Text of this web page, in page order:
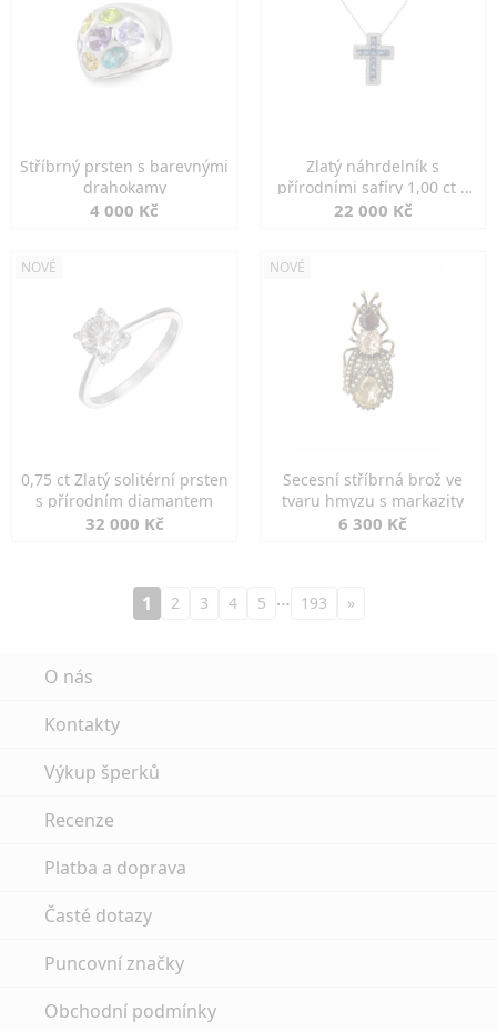
Stříbrný prsten s barevnými
drahokamy
4 000 Kč
Zlatý náhrdelník s
přírodními safíry 1,00 ct a
diamanty
22 000 Kč
NOVÉ
0,75 ct Zlatý solitérní prsten
s přírodním diamantem
32 000 Kč
NOVÉ
Secesní stříbrná brož ve
tvaru hmyzu s markazity
6 300 Kč
1 2 3 4 5 … 193 »
O nás
Kontakty
Výkup šperků
Recenze
Platba a doprava
Časté dotazy
Puncovní značky
Obchodní podmínky